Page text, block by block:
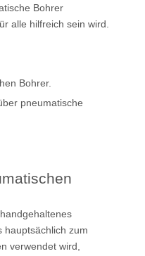
Bohrer
alle hilfreich sein wird.
Bohrer.
pneumatische
hauptsächlich zum
verwendet wird,